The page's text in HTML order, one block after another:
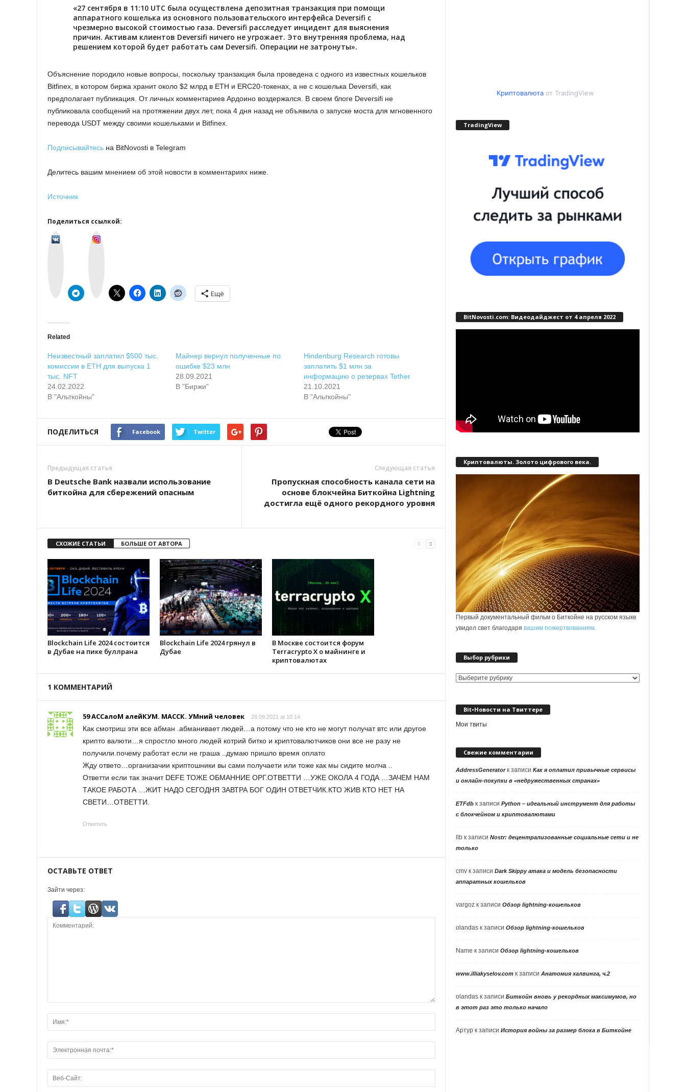
«27 сентября в 11:10 UTC была осуществлена депозитная транзакция при помощи
аппаратного кошелька из основного пользовательского интерфейса Deversifi с
чрезмерно высокой стоимостью газа. Deversifi расследует инцидент для выяснения
причин. Активам клиентов Deversifi ничего не угрожает. Это внутренняя проблема, над
решением которой будет работать сам Deversifi. Операции не затронуты».
Объяснение породило новые вопросы, поскольку транзакция была проведена с одного из известных кошельков
Bitfinex, в котором биржа хранит около $2 млрд в ETH и ERC20-токенах, а не с кошелька Deversifi, как
предполагает публикация. От личных комментариев Ардоино воздержался. В своем блоге Deversifi не
публиковала сообщений на протяжении двух лет, пока 4 дня назад не объявила о запуске моста для мгновенного
перевода USDT между своими кошельками и Bitfinex.
Подписывайтесь на BitNovosti в Telegram
Делитесь вашим мнением об этой новости в комментариях ниже.
Источник
Поделиться ссылкой:
Ещё
Related
Неизвестный заплатил $500 тыс.
комиссии в ETH для выпуска 1
тыс. NFT
24.02.2022
В "Альткойны"
Майнер вернул полученные по
ошибке $23 млн
28.09.2021
В "Биржи"
Hindenburg Research готовы
заплатить $1 млн за
информацию о резервах Tether
21.10.2021
В "Альткойны"
ПОДЕЛИТЬСЯ Facebook Twitter
Предыдущая статья
В Deutsche Bank назвали использование
биткойна для сбережений опасным
Следующая статья
Пропускная способность канала сети на
основе блокчейна Биткойна Lightning
достигла ещё одного рекордного уровня
СХОЖИЕ СТАТЬИ БОЛЬШЕ ОТ АВТОРА
Blockchain Life 2024 состоится
в Дубае на пике буллрана
Blockchain Life 2024 грянул в
Дубае
В Москве состоится форум
Terracrypto X о майнинге и
криптовалютах
1 КОММЕНТАРИЙ
59 АССалоМ алейКУМ. МАССК. УМний человек 28.09.2021 at 10:14
Как смотриш эти все абман .абманивает людей…а потому что не кто не могут получат втс или другое
крипто валюти…я спростло много людей котрий битко и криптовалютчиков они все не разу не
получили.почему работат если не граша ..думаю пришло время оплато
Жду ответо…организачии криптошники вы сами получаети или тоже как мы сидите молча ..
Ответти если так значит DEFE ТОЖЕ ОБМАННИЕ ОРГ.ОТВЕТТИ …УЖЕ ОКОЛА 4 ГОДА …ЗАЧЕМ НАМ
ТАКОЕ РАБОТА …ЖИТ НАДО СЕГОДНЯ ЗАВТРА БОГ ОДИН ОТВЕТЧИК.КТО ЖИВ КТО НЕТ НА
СВЕТИ…ОТВЕТТИ.
Ответить
ОСТАВЬТЕ ОТВЕТ
Зайти через:
Криптовалютаот TradingView
TradingView
BitNovosti.com: Видеодайджест от 4 апреля 2022
Криптовалюты. Золото цифрового века.
Первый документальный фильм о Биткойне на русском языке
увидел свет благодарявашим пожертвованиям.
Выбор рубрики
Выбор
Bit•Новости на Твиттере
Мои твиты
Свежие комментарии
AddressGeneratorк записиКак я оплатил привычные сервисы
и онлайн-покупки в «недружественных странах»
ETFdb к записиPython – идеальный инструмент для работы
с блокчейном и криптовалютами
llb к записиNostr: децентрализованные социальные сети и не
только
cmv к записиDark Skippy атака и модель безопасности
аппаратных кошельков
vargoz к записиОбзор lightning-кошельков
olandas к записиОбзор lightning-кошельков
Name к записиОбзор lightning-кошельков
www.illiakyselov.com к записиАнатомия халвинга, ч.2
olandas к записиБиткойн вновь у рекордных максимумов, но
в этот раз это только начало
Артур к записиИстория войны за размер блока в Биткойне